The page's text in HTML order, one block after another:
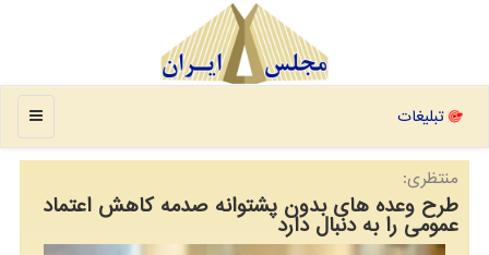
منو تبلیغات
منتظری:
طرح وعده های بدون پشتوانه صدمه كاهش اعتماد
عمومی را به دنبال دارد